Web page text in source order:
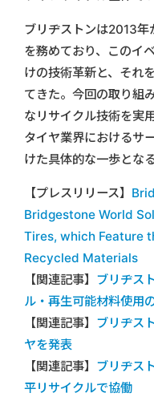
ブリヂストンは2013年
を務めており、このイ
けの技術革新と、それ
てきた。今回の取り組
なリサイクル技術を実
タイヤ業界におけるサ
けた具体的な一歩となる
【プレスリリース】
Bridgestone World
Tires, which Feature
Recycled Materials
【関連記事】 ブリヂス
ル・再生可能材料使用
【関連記事】 ブリヂス
ヤを発表
【関連記事】 ブリヂス
平リサイクルで協働